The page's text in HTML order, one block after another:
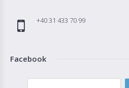
+40 31 433 70 99
Facebook